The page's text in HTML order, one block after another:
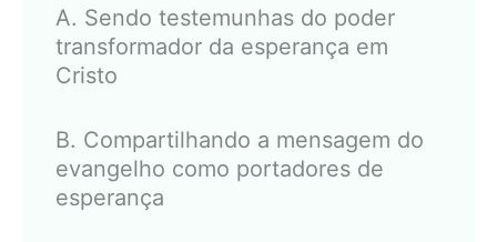
A. Sendo testemunhas do poder
transformador da esperança em
Cristo
B. Compartilhando a mensagem do
evangelho como portadores de
esperança